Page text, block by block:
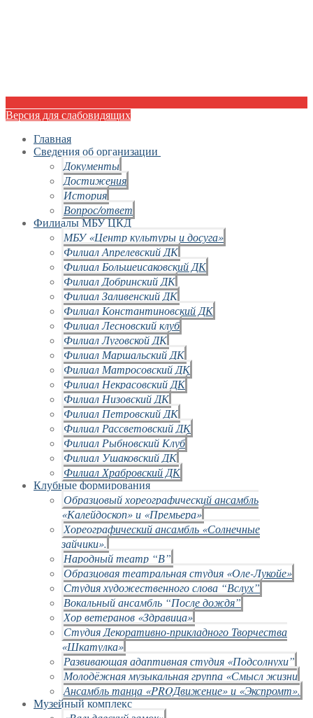
Версия для слабовидящих
Главная
Сведения об организации
Документы
Достижения
История
Вопрос/ответ
Филиалы МБУ ЦКД
МБУ «Центр культуры и досуга»
Филиал Апрелевский ДК
Филиал Большеисаковский ДК
Филиал Добринский ДК
Филиал Заливенский ДК
Филиал Константиновский ДК
Филиал Лесновский клуб
Филиал Луговской ДК
Филиал Маршальский ДК
Филиал Матросовский ДК
Филиал Некрасовский ДК
Филиал Низовский ДК
Филиал Петровский ДК
Филиал Рассветовский ДК
Филиал Рыбновский Клуб
Филиал Ушаковский ДК
Филиал Храбровский ДК
Клубные формирования
Образцовый хореографический ансамбль
«Калейдоскоп» и «Премьера»
Хореографический ансамбль «Солнечные
зайчики».
Народный театр “В”
Образцовая театральная студия «Оле-Лукойе»
Студия художественного слова “Вслух”
Вокальный ансамбль “После дождя”
Хор ветеранов «Здравица»
Студия Декоративно-прикладного Творчества
«Шкатулка»
Развивающая адаптивная студия «Подсолнухи”
Молодёжная музыкальная группа «Смысл жизни
Ансамбль танца «PROДвижение» и «Экспромт».
Музейный комплекс